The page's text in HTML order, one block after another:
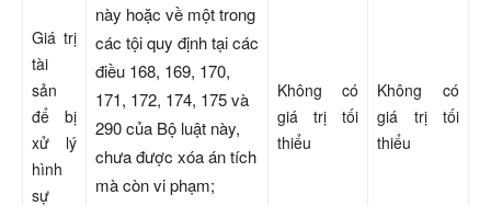
Giá trị
tài
sản
để bị
xử lý
hình
sự
này hoặc về một trong
các tội quy định tại các
điều 168, 169, 170,
171, 172, 174, 175 và
290 của Bộ luật này,
chưa được xóa án tích
mà còn vi phạm;
Không có
giá trị tối
thiểu
Không có
giá trị tối
thiểu